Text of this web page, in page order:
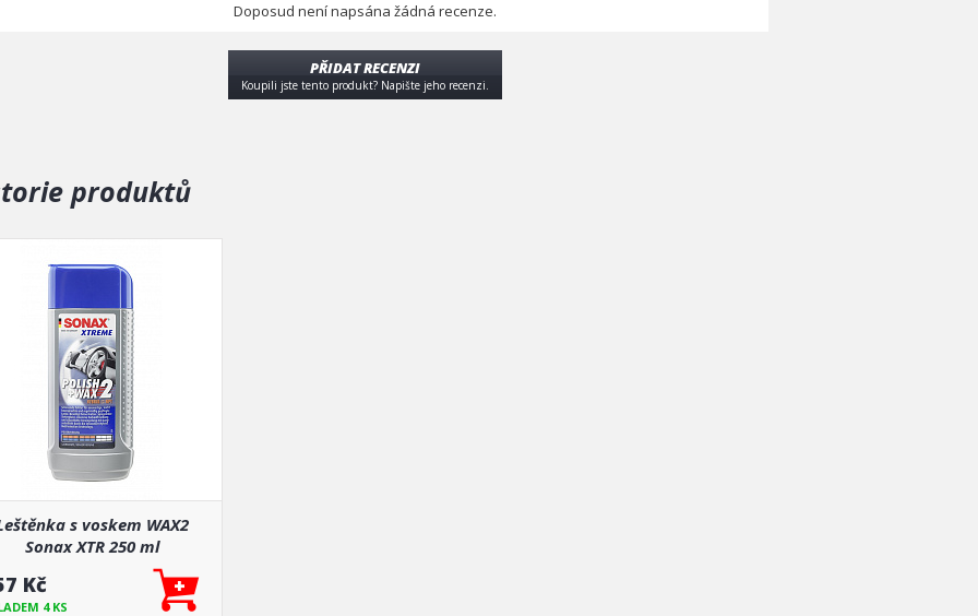
Doposud není napsána žádná recenze.
PŘIDAT RECENZI
Koupili jste tento produkt? Napište jeho recenzi.
produktů
s voskem WAX2
Sonax XTR 250 ml
Kč
4 KS